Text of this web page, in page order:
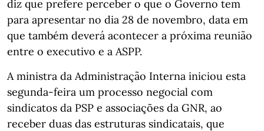
diz que prefere perceber o que o Governo tem
para apresentar no dia 28 de novembro, data em
que também deverá acontecer a próxima reunião
entre o executivo e a ASPP.
A ministra da Administração Interna iniciou esta
segunda-feira um processo negocial com
sindicatos da PSP e associações da GNR, ao
receber duas das estruturas sindicatais, que